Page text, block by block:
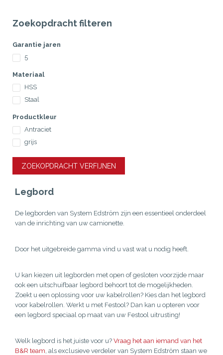
Zoekopdracht filteren
Garantie jaren
5
Materiaal
HSS
Staal
Productkleur
Antraciet
grijs
ZOEKOPDRACHT VERFIJNEN
Legbord
De legborden van System Edström zijn een essentieel onderdeel
van de inrichting van uw camionette.
Door het uitgebreide gamma vind u vast wat u nodig heeft.
U kan kiezen uit legborden met open of gesloten voorzijde maar
ook een uitschuifbaar legbord behoort tot de mogelijkheden.
Zoekt u een oplossing voor uw kabelrollen? Kies dan het legbord
voor kabelrollen. Werkt u met Festool? Dan kan u opteren voor
een legbord speciaal op maat van uw Festool uitrusting!
Welk legbord is het juiste voor u? Vraag het aan iemand van het
B&R team, als exclusieve verdeler van System Edström staan we